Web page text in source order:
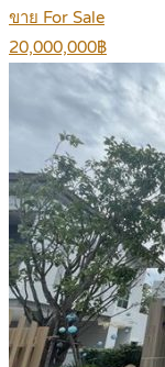
ขาย For Sale
20,000,000฿